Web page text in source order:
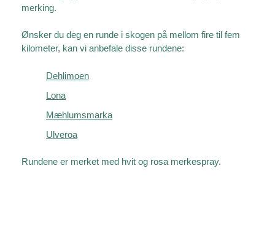
merking.
Ønsker du deg en runde i skogen på mellom fire til fem
kilometer, kan vi anbefale disse rundene:
Dehlimoen
Lona
Mæhlumsmarka
Ulveroa
Rundene er merket med hvit og rosa merkespray.